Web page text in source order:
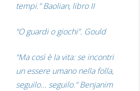
tempi.” Baolian, libro II
“O guardi o giochi”. Gould
“Ma così è la vita: se incontri
un essere umano nella folla,
seguilo... seguilo.” Benjanim